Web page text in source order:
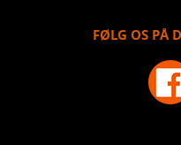
FØLG OS PÅ